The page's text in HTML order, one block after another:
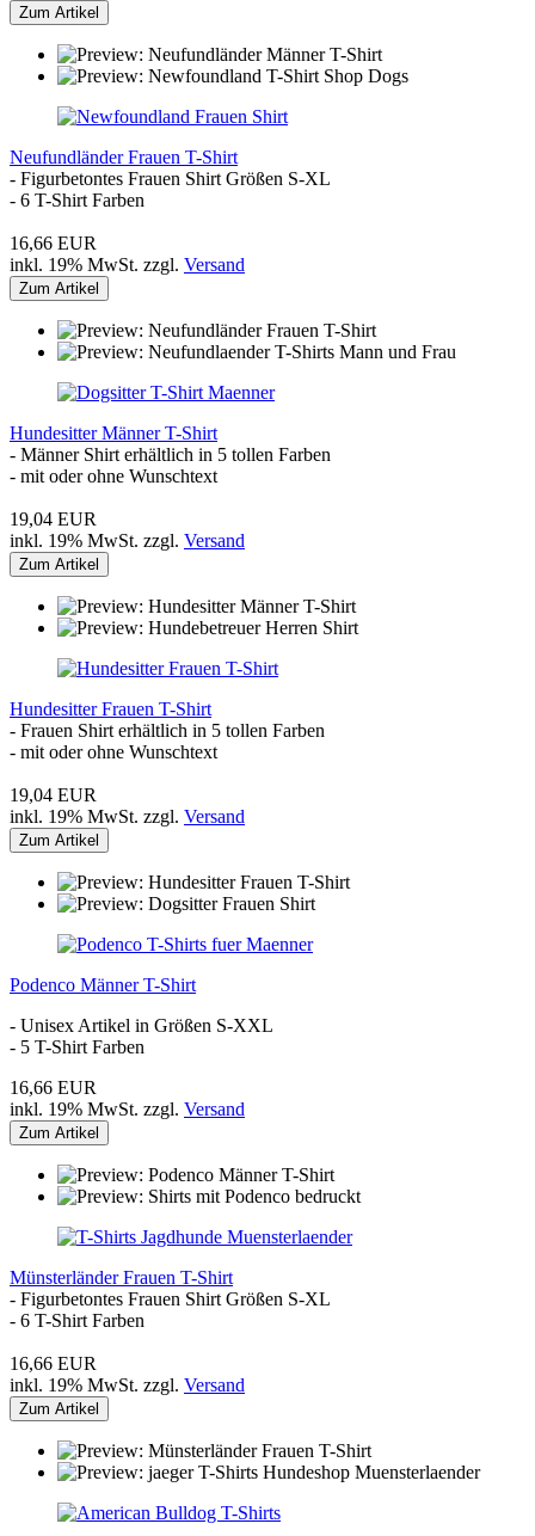
Zum Artikel
Neufundländer Frauen T-Shirt
- Figurbetontes Frauen Shirt Größen S-XL
- 6 T-Shirt Farben
16,66 EUR
inkl. 19% MwSt. zzgl. Versand
Zum Artikel
Hundesitter Männer T-Shirt
- Männer Shirt erhältlich in 5 tollen Farben
- mit oder ohne Wunschtext
19,04 EUR
inkl. 19% MwSt. zzgl. Versand
Zum Artikel
Hundesitter Frauen T-Shirt
- Frauen Shirt erhältlich in 5 tollen Farben
- mit oder ohne Wunschtext
19,04 EUR
inkl. 19% MwSt. zzgl. Versand
Zum Artikel
Podenco Männer T-Shirt
- Unisex Artikel in Größen S-XXL
- 5 T-Shirt Farben
16,66 EUR
inkl. 19% MwSt. zzgl. Versand
Zum Artikel
Münsterländer Frauen T-Shirt
- Figurbetontes Frauen Shirt Größen S-XL
- 6 T-Shirt Farben
16,66 EUR
inkl. 19% MwSt. zzgl. Versand
Zum Artikel